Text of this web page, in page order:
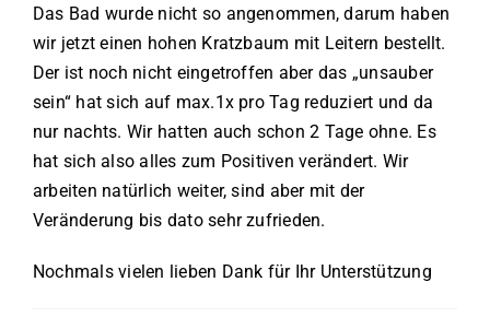
Das Bad wurde nicht so angenommen, darum haben
wir jetzt einen hohen Kratzbaum mit Leitern bestellt.
Der ist noch nicht eingetroffen aber das „unsauber
sein“ hat sich auf max.1x pro Tag reduziert und da
nur nachts. Wir hatten auch schon 2 Tage ohne. Es
hat sich also alles zum Positiven verändert. Wir
arbeiten natürlich weiter, sind aber mit der
Veränderung bis dato sehr zufrieden.
Nochmals vielen lieben Dank für Ihr Unterstützung